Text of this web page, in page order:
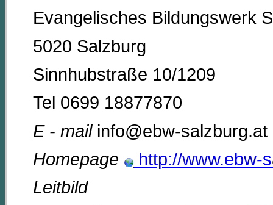
Evangelisches Bildungswerk
5020 Salzburg
Sinnhubstraße 10/1209
Tel 0699 18877870
E - mailinfo@ebw-salzburg.at
Homepage
http://www.ebw-
Leitbild